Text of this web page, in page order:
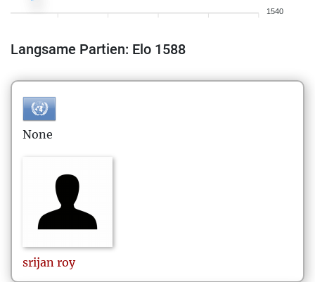
1540
Langsame Partien: Elo 1588
None
srijan roy